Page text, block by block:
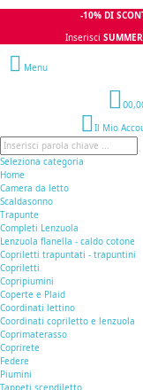
-10% DI
Inserisci
Menu
0
Il Mio
Seleziona categoria
Home
Camera da letto
Scaldasonno
Trapunte
Completi Lenzuola
Lenzuola flanella - caldo cotone
Copriletti trapuntati - trapuntini
Copriletti
Copripiumini
Coperte e Plaid
Coordinati lettino
Coordinati copriletto e lenzuola
Coprimaterasso
Coprirete
Federe
Piumini
Tappeti scendiletto